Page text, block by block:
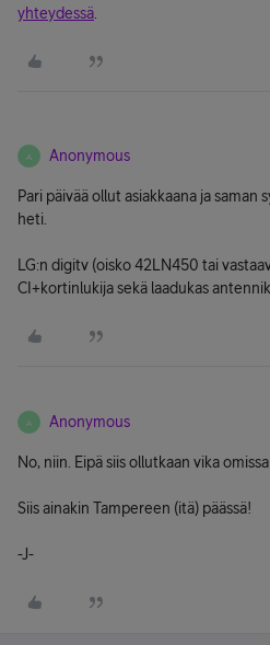
yhteydessä
A Anonymous
Pari päivää ollut asiakkaana ja saman
heti.
LG:n digitv (oisko 42LN450 tai
CI+kortinlukija sekä laadukas
A Anonymous
No, niin. Eipä siis ollutkaan vika
Siis ainakin Tampereen (itä) päässä!
-J-